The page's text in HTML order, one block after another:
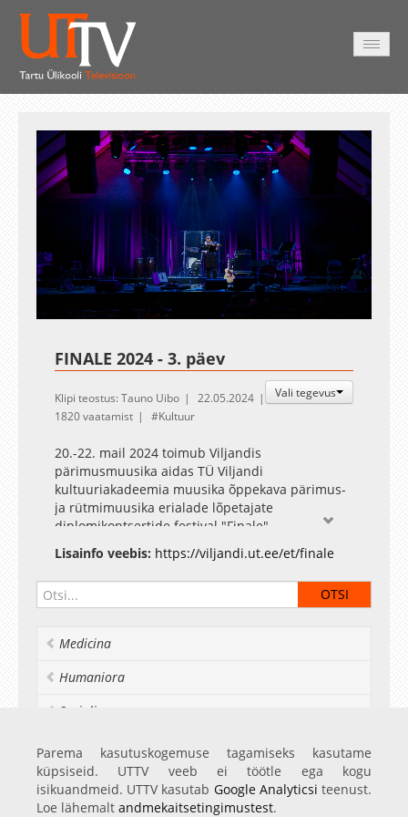
UnmuteLoaded
0.17%
Esituskiirused
Auto
FINALE 2024 - 3. päev
Vali tegevus
Klipi teostus: Tauno Uibo
22.05.2024
1820 vaatamist
Kultuur
20.-22. mail 2024 toimub Viljandis
pärimusmuusika aidas TÜ Viljandi
kultuuriakadeemia muusika õppekava pärimus-
ja rütmimuusika erialade lõpetajate
diplomikontsertide festival "Finale".
22. mai kell 15, pärimusmuusika aida suur saal /
Karoliine-Lisette Kõiv - "Blessed relief"
live.kultuuriakadeemia.ee
22. mai kell 18, pärimusmuusika aida suur saal /
live.kultuuriakadeemia.ee
Marvin Mitt - "Unenäopüüdja"
Lisainfo veebis: https://viljandi.ut.ee/et/finale
Medicina
Humaniora
Socialia
Realia et naturalia
Ülikoolist veel
Parema kasutuskogemuse tagamiseks kasutame
küpsiseid. UTTV veeb ei töötle ega kogu
isikuandmeid. UTTV kasutab Google Analyticsi teenust.
Loe lähemalt andmekaitsetingimustest.